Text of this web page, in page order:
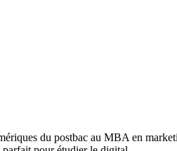
du postbac au MBA en